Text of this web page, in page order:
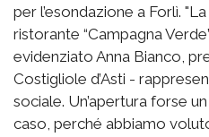
per l’esondazione a Forlì.
ristorante “Campagna
evidenziato Anna Bianco,
Costigliole d’Asti -
sociale. Un’apertura forse
caso, perché abbiamo